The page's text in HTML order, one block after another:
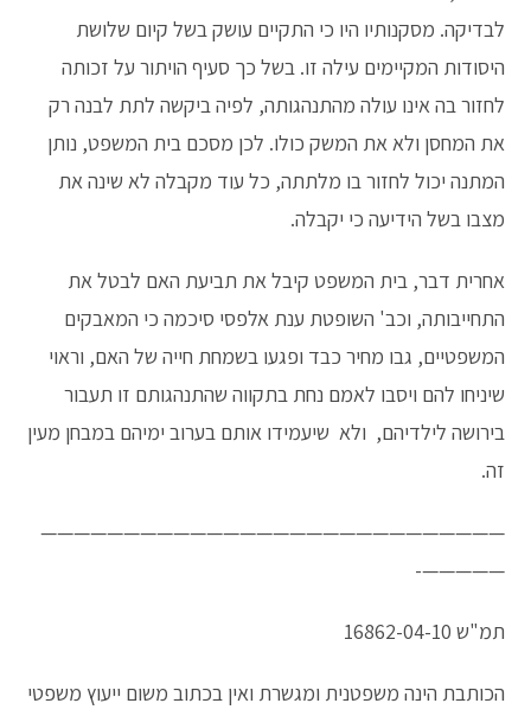
לבדיקה. מסקנותיו היו כי התקיים עושק בשל קיום שלושת
היסודות המקיימים עילה זו. בשל כך סעיף הויתור על זכותה
לחזור בה אינו עולה מהתנהגותה, לפיה ביקשה לתת לבנה רק
את המחסן ולא את המשק כולו. לכן מסכם בית המשפט, נותן
המתנה יכול לחזור בו מלתתה, כל עוד מקבלה לא שינה את
מצבו בשל הידיעה כי יקבלה.
אחרית דבר, בית המשפט קיבל את תביעת האם לבטל את
התחייבותה, וכב' השופטת ענת אלפסי סיכמה כי המאבקים
המשפטיים, גבו מחיר כבד ופגעו בשמחת חייה של האם, וראוי
שיניחו להם ויסבו לאמם נחת בתקווה שהתנהגותם זו תעבור
בירושה לילדיהם, ולא שיעמידו אותם בערוב ימיהם במבחן מעין
זה.
————————————————————————————
—————-
תמ"ש 16862-04-10
הכותבת הינה משפטנית ומגשרת ואין בכתוב משום ייעוץ משפטי